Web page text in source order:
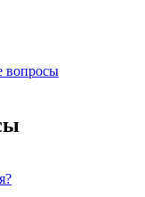
вопросы